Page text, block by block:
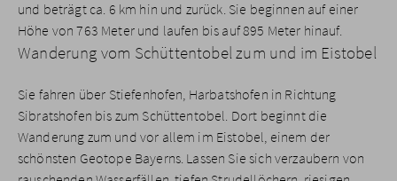
und beträgt ca. 6 km hin und zurück. Sie beginnen auf einer
Höhe von 763 Meter und laufen bis auf 895 Meter hinauf.
Wanderung vom Schüttentobel zum und im Eistobel
Sie fahren über Stiefenhofen, Harbatshofen in Richtung
Sibratshofen bis zum Schüttentobel. Dort beginnt die
Wanderung zum und vor allem im Eistobel, einem der
schönsten Geotope Bayerns. Lassen Sie sich verzaubern von